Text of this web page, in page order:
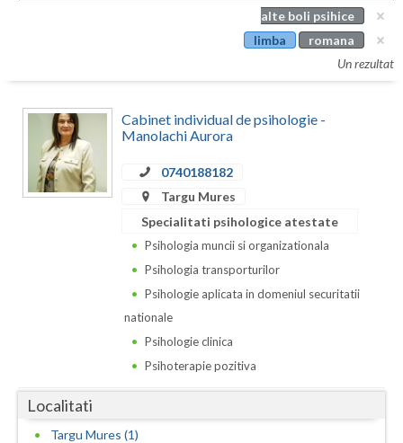
Calarasi
Caras-Severin
Giurgiu
alte boli psihice
limba
romana
Un rezultat
Cabinet individual de psihologie -
Manolachi Aurora
0740188182
Targu Mures
Specialitati psihologice atestate
Psihologia muncii si organizationala
Psihologia transporturilor
Psihologie aplicata in domeniul securitatii
nationale
Psihologie clinica
Psihoterapie pozitiva
Localitati
Targu Mures (1)